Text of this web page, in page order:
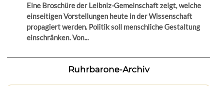
Eine Broschüre der Leibniz-Gemeinschaft zeigt, welche
einseitigen Vorstellungen heute in der Wissenschaft
propagiert werden. Politik soll menschliche Gestaltung
einschränken. Von...
Ruhrbarone-Archiv